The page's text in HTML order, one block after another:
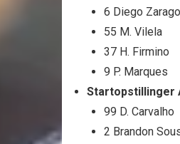
6 Diego
55 M. Vilela
37 H. Firmino
9 P. Marques
Startopstillinger
99 D. Carvalho
2 Brandon